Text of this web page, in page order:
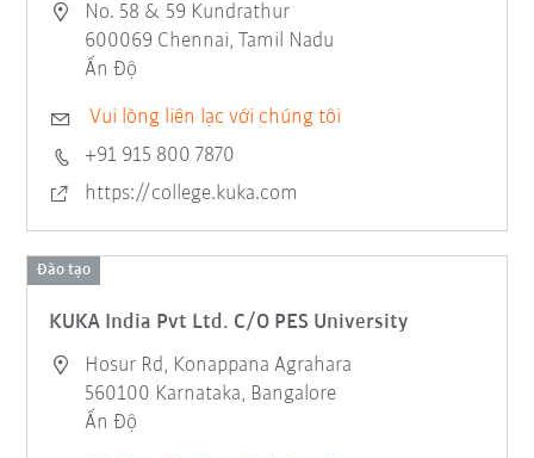
No. 58 & 59 Kundrathur
600069 Chennai, Tamil Nadu
Ấn Độ
Vui lòng liên lạc với chúng tôi
+91 915 800 7870
https://college.kuka.com
Đào tạo
KUKA India Pvt Ltd. C/O PES University
Hosur Rd, Konappana Agrahara
560100 Karnataka, Bangalore
Ấn Độ